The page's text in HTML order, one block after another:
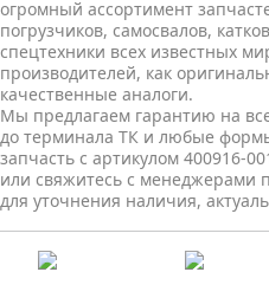
огромный ассортимент
погрузчиков, самосвалов,
спецтехники всех известных
производителей, как
качественные аналоги.
Мы предлагаем гарантию на
до терминала ТК и любые
запчасть с артикулом 400916-
или свяжитесь с менеджерами
для уточнения наличия,